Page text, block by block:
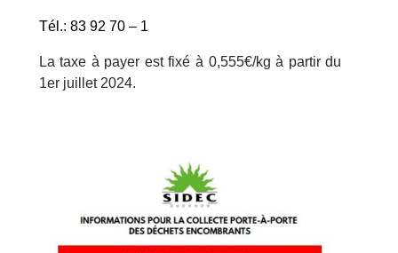
Tél.: 83 92 70 – 1
La taxe à payer est fixé à 0,555€/kg à partir du
1er juillet 2024.